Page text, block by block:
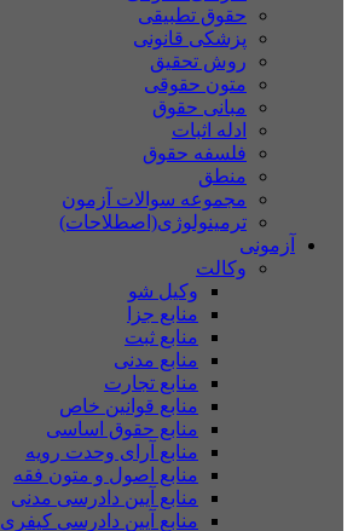
حقوق تطبیقی
پزشکی قانونی
روش تحقیق
متون حقوقی
مبانی حقوق
ادله اثبات
فلسفه حقوق
منطق
مجموعه سوالات آزمون
ترمینولوژی(اصطلاحات)
آزمونی
وکالت
وکیل شو
منابع جزا
منابع ثبت
منابع مدنی
منابع تجارت
منابع قوانین خاص
منابع حقوق اساسی
منابع آرای وحدت رویه
منابع اصول و متون فقه
منابع آیین دادرسی مدنی
منابع آیین دادرسی کیفری